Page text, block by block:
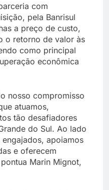
com
pela Banrisul
a preço de custo,
o retorno de valor às
como principal
econômica
nosso compromisso
atuamos,
tão desafiadores
do Sul. Ao lado
apoiamos
e oferecem
Marin Mignot,